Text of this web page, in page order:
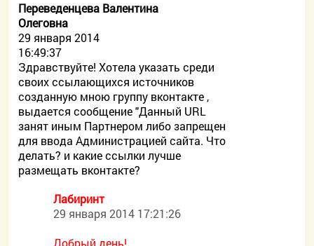
Переведенцева Валентина
Олеговна
29 января 2014
16:49:37
Здравствуйте! Хотела указать среди
своих ссылающихся источников
созданную мною группу вконтакте ,
выдается сообщение "Данный URL
занят иным Партнером либо запрещен
для ввода Администрацией сайта. Что
делать? и какие ссылки лучше
размещать вконтакте?
Лабиринт
29 января 2014 17:21:26
Добрый день!